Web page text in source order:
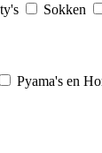
Sokken
Pyama's en